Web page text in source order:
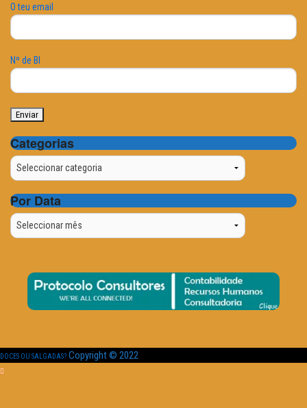
O teu email
Nº de BI
Categorias
Categorias
Por Data
Por
Data
DOCES OU SALGADAS? Copyright © 2022